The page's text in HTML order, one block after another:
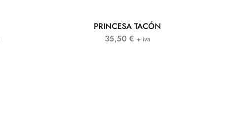
PRINCESA TACÓN
35,50 € + iva